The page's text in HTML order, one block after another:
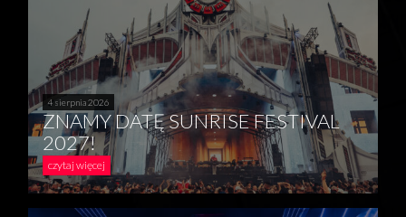
4 sierpnia 2026
ZNAMY DATĘ SUNRISE FESTIVAL
2027!
czytaj więcej